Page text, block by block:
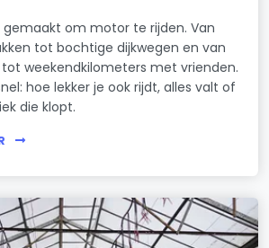
gemaakt om motor te rijden. Van
tot bochtige dijkwegen en van
weekendkilometers met vrienden.
hoe lekker je ook rijdt, alles valt of
die klopt.